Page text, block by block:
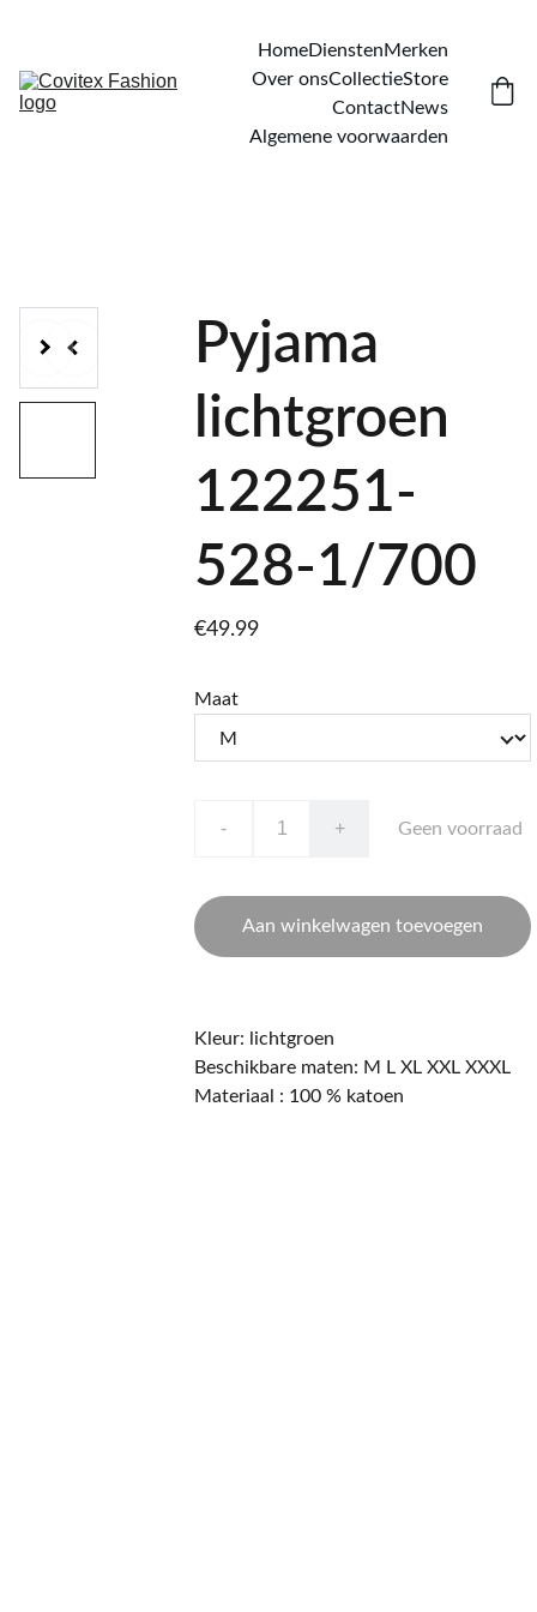
HomeDienstenMerken
Over onsCollectieStore
ContactNews
Algemene voorwaarden
Pyjama
lichtgroen
122251-
528-1/700
€49.99
Maat
- + Geen voorraad
Aan winkelwagen toevoegen
Kleur: lichtgroen
Beschikbare maten: M L XL XXL XXXL
Materiaal : 100 % katoen